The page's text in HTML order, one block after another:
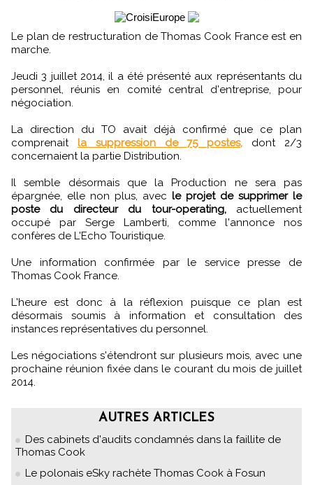
Le plan de restructuration de Thomas Cook France est en
marche.
Jeudi 3 juillet 2014, il a été présenté aux représentants du
personnel, réunis en comité central d'entreprise, pour
négociation.
La direction du TO avait déjà confirmé que ce plan
comprenait la suppression de 75 postes, dont 2/3
concernaient la partie Distribution.
Il semble désormais que la Production ne sera pas
épargnée, elle non plus, avec le projet de supprimer le
poste du directeur du tour-operating,actuellement
occupé par Serge Lamberti, comme l'annonce nos
confères de L'Echo Touristique.
Une information confirmée par le service presse de
Thomas Cook France.
L'heure est donc à la réflexion puisque ce plan est
désormais soumis à information et consultation des
instances représentatives du personnel.
Les négociations s'étendront sur plusieurs mois, avec une
prochaine réunion fixée dans le courant du mois de juillet
2014.
AUTRES ARTICLES
Des cabinets d'audits condamnés dans la faillite de
Thomas Cook
Le polonais eSky rachète Thomas Cook à Fosun